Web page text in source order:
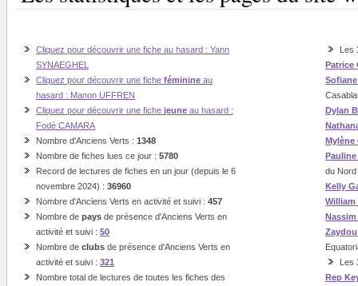
Cliquez pour découvrir une fiche au hasard : Yann
SYNAEGHEL
Cliquez pour découvrir une fiche féminine au
hasard : Manon UFFREN
Cliquez pour découvrir une fiche jeune au hasard :
Fodé CAMARA
Nombre d'Anciens Verts : 1348
Nombre de fiches lues ce jour : 5780
Record de lectures de fiches en un jour (depuis le 6
novembre 2024) : 36960
Nombre d'Anciens Verts en activité et suivi : 457
Nombre de pays de présence d'Anciens Verts en
activité et suivi : 50
Nombre de clubs de présence d'Anciens Verts en
activité et suivi : 321
Nombre total de lectures de toutes les fiches des
Les
Patrice
Dylan
Mylène
du Nord
Kelly
William
Les
Rep